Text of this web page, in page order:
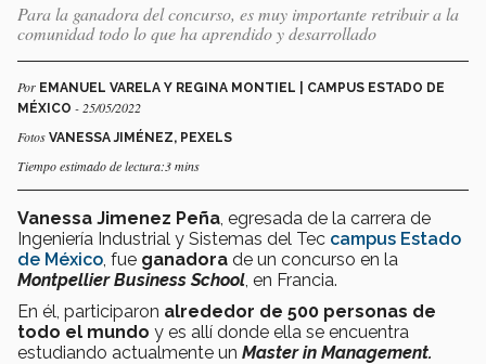
Para la ganadora del concurso, es muy importante retribuir a la
comunidad todo lo que ha aprendido y desarrollado
Por EMANUEL VARELA Y REGINA MONTIEL | CAMPUS ESTADO DE
MÉXICO - 25/05/2022
Fotos VANESSA JIMÉNEZ, PEXELS
Tiempo estimado de lectura:3 mins
Vanessa Jimenez Peña , egresada de la carrera de
Ingeniería Industrial y Sistemas del Tec campus Estado
de México , fue ganadora de un concurso en la
Montpellier Business School en Francia.
En él, participaron alrededor de 500 personas de
todo el mundo y es allí donde ella se encuentra
estudiando actualmente un Master in Management.